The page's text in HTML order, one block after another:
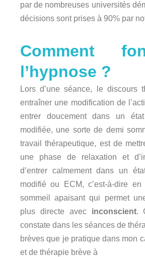
par de nombreuses universités
décisions sont prises à 90% par
Comment
l’hypnose ?
Lors d’une séance, le discours
entraîner une modification de
entrer doucement dans un
modifiée, une sorte de demi
travail thérapeutique, est de
une phase de relaxation et
d’entrer calmement dans un
modifié ou ECM, c’est-à-dire
sommeil apaisant qui permet
plus directe avecinconscient.
constate dans les séances de
brèves que je pratique dans mon
et de thérapie brève à